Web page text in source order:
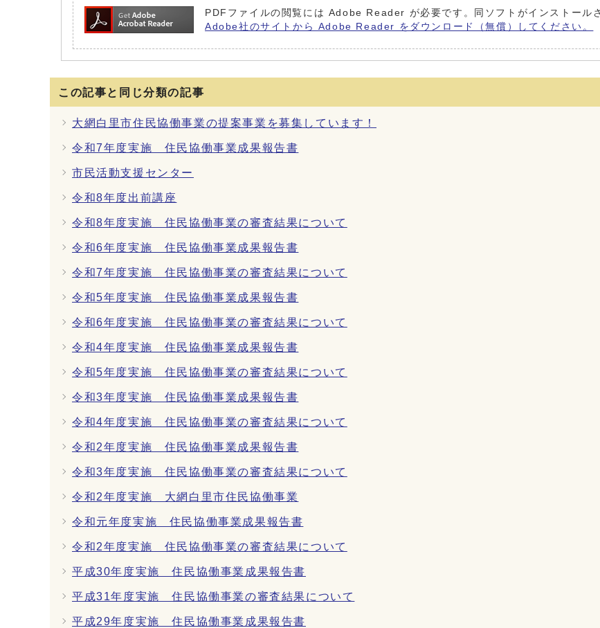
PDFファイルの閲覧には Adobe Reader が必要です。同ソフトがインストール
Adobe社のサイトから Adobe Reader をダウンロード（無償）してください。
この記事と同じ分類の記事
大網白里市住民協働事業の提案事業を募集しています！
令和7年度実施 住民協働事業成果報告書
市民活動支援センター
令和8年度出前講座
令和8年度実施 住民協働事業の審査結果について
令和6年度実施 住民協働事業成果報告書
令和7年度実施 住民協働事業の審査結果について
令和5年度実施 住民協働事業成果報告書
令和6年度実施 住民協働事業の審査結果について
令和4年度実施 住民協働事業成果報告書
令和5年度実施 住民協働事業の審査結果について
令和3年度実施 住民協働事業成果報告書
令和4年度実施 住民協働事業の審査結果について
令和2年度実施 住民協働事業成果報告書
令和3年度実施 住民協働事業の審査結果について
令和2年度実施 大網白里市住民協働事業
令和元年度実施 住民協働事業成果報告書
令和2年度実施 住民協働事業の審査結果について
平成30年度実施 住民協働事業成果報告書
平成31年度実施 住民協働事業の審査結果について
平成29年度実施 住民協働事業成果報告書